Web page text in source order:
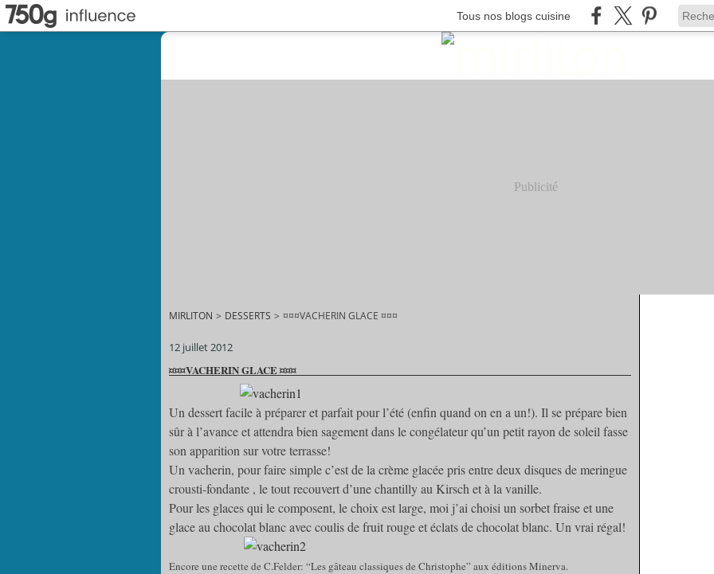
Tous nos blogs cuisine
Publicité
MIRLITON > DESSERTS > ¤¤¤VACHERIN GLACE ¤¤¤
12 juillet 2012
¤¤¤VACHERIN GLACE ¤¤¤
Un dessert facile à préparer et parfait pour l’été (enfin quand on en a un!). Il se prépare bien
sûr à l’avance et attendra bien sagement dans le congélateur qu’un petit rayon de soleil fasse
son apparition sur votre terrasse!
Un vacherin, pour faire simple c’est de la crème glacée pris entre deux disques de meringue
crousti-fondante , le tout recouvert d’une chantilly au Kirsch et à la vanille.
Pour les glaces qui le composent, le choix est large, moi j’ai choisi un sorbet fraise et une
glace au chocolat blanc avec coulis de fruit rouge et éclats de chocolat blanc. Un vrai régal!
Encore une recette de C.Felder: “Les gâteau classiques de Christophe” aux éditions Minerva.